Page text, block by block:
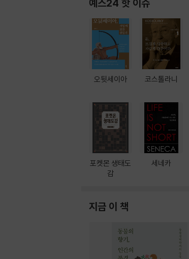
예스24 핫 이슈
오뒷세이아
포켓몬 생태도
감
코스톨라니
세네카
지금 이 책